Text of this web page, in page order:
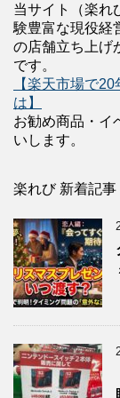
当サイト（楽れ
験豊富な現役経
の店舗立ち上げ
です。
【楽天市場で
は】
お勧め商品・イ
いします。
楽れび 新着記事